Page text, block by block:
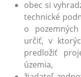
obec si
technické
o
určiť, v
predložiť
územia,